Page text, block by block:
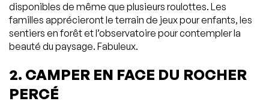
disponibles de même que plusieurs roulottes. Les
familles apprécieront le terrain de jeux pour enfants, les
sentiers en forêt et l’observatoire pour contempler la
beauté du paysage. Fabuleux.
2. CAMPER EN FACE DU ROCHER
PERCÉ